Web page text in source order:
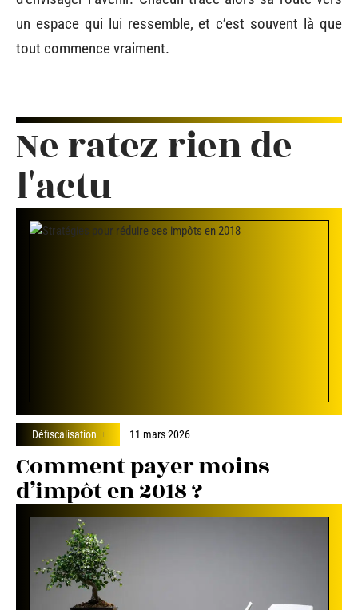
un espace qui lui ressemble, et c’est souvent là que
tout commence vraiment.
Ne ratez rien de
l'actu
Défiscalisation 11 mars 2026
Comment payer moins
d’impôt en 2018 ?